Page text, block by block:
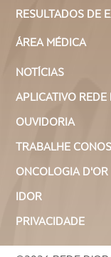
RESULTADOS DE
ÁREA MÉDICA
NOTÍCIAS
APLICATIVO REDE
OUVIDORIA
TRABALHE
ONCOLOGIA D'OR
IDOR
PRIVACIDADE